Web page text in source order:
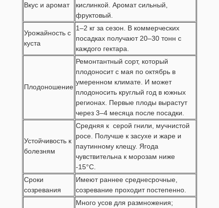
Вкус и аромат
кислинкой. Аромат сильный,
фруктовый.
Урожайность с
куста
1–2 кг за сезон. В коммерческих
посадках получают 20–30 тонн с
каждого гектара.
Плодоношение
Ремонтантный сорт, который
плодоносит с мая по октябрь в
умеренном климате. И может
плодоносить круглый год в южных
регионах. Первые плоды вырастут
через 3–4 месяца после посадки.
Устойчивость к
болезням
Средняя к серой гнили, мучнистой
росе. Получше к засухе и жаре и
паутинному клещу. Ягода
чувствительна к морозам ниже
-15°C.
Сроки
созревания
Имеют раннее среднесрочные,
созревание проходит постепенно.
Много усов для размножения;